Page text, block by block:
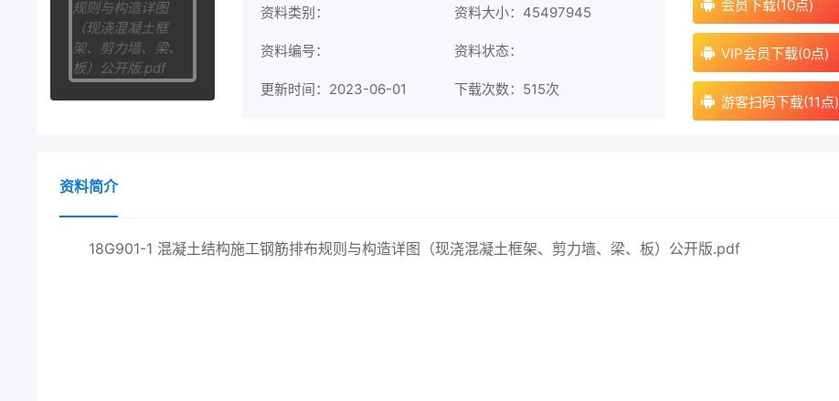
资料类别： 资料大小：45497945
资料编号： 资料状态：
更新时间：2023-06-01 下载次数： 515次
会员下载(10点)
VIP会员下载(0点)
游客扫码下载(11点)
资料简介
18G901-1 混凝土结构施工钢筋排布规则与构造详图（现浇混凝土框架、剪力墙、梁、板）公开版.pdf